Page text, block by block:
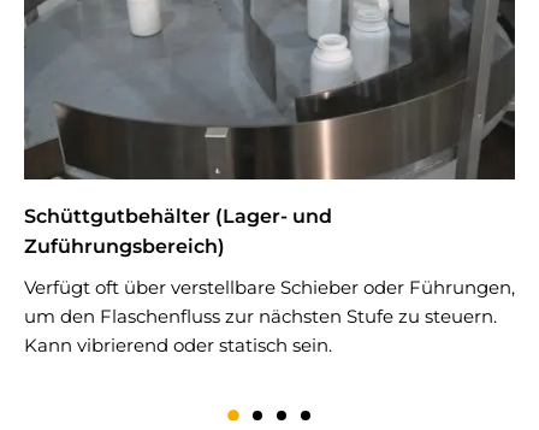
Verfügt oft über verstellbare Schieber oder Führungen,
um den Flaschenfluss zur nächsten Stufe zu steuern.
Kann vibrierend oder statisch sein.
Schüttgutbehälter (Lager- und
Zuführungsbereich)